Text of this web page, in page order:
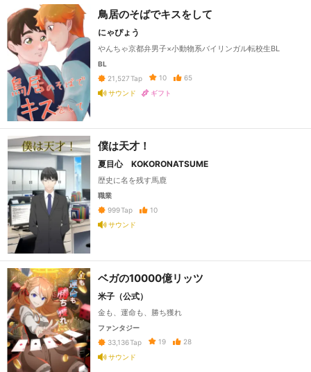
鳥居のそばでキスをして
にゃぴょう
やんちゃ京都弁男子×小動物系バイリンガル転校生BL
BL
21,527 Tap 10
65
サウンド
ギフト
僕は天才！
夏目心 KOKORONATSUME
歴史に名を残す馬鹿
職業
999Tap
10
サウンド
ベガの10000億リッツ
米子（公式）
金も、運命も、勝ち獲れ
ファンタジー
33,136Tap 19
28
サウンド